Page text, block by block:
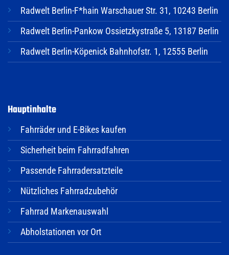
Radwelt Berlin-F*hain Warschauer Str. 31, 10243 Berlin
Radwelt Berlin-Pankow Ossietzkystraße 5, 13187 Berlin
Radwelt Berlin-Köpenick Bahnhofstr. 1, 12555 Berlin
Hauptinhalte
Fahrräder und E-Bikes kaufen
Sicherheit beim Fahrradfahren
Passende Fahrradersatzteile
Nützliches Fahrradzubehör
Fahrrad Markenauswahl
Abholstationen vor Ort